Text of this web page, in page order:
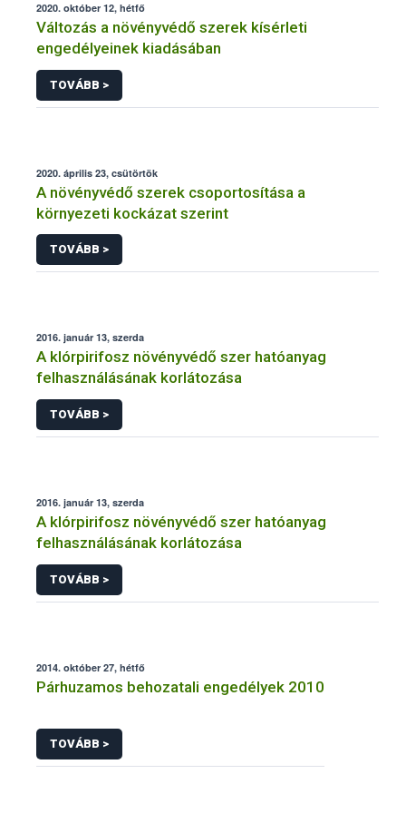
2020. október 12, hétfő
Változás a növényvédő szerek kísérleti
engedélyeinek kiadásában
TOVÁBB >
2020. április 23, csütörtök
A növényvédő szerek csoportosítása a
környezeti kockázat szerint
TOVÁBB >
2016. január 13, szerda
A klórpirifosz növényvédő szer hatóanyag
felhasználásának korlátozása
TOVÁBB >
2016. január 13, szerda
A klórpirifosz növényvédő szer hatóanyag
felhasználásának korlátozása
TOVÁBB >
2014. október 27, hétfő
Párhuzamos behozatali engedélyek 2010
TOVÁBB >